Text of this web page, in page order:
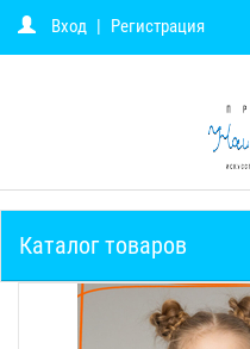
Вход | Регистрация
Каталог товаров